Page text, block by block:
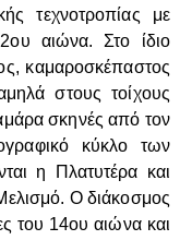
τεχνοτροπίας με
αιώνα. Στο ίδιο
καμαροσκέπαστος
στους τοίχους
σκηνές από τον
κύκλο των
η Πλατυτέρα και
Ο διάκοσμος
του 14ου αιώνα και